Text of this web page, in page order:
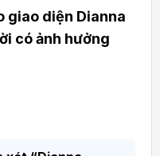
thấy nội dung
bài viết nổi bật
giao diện Dianna
có ảnh hưởng